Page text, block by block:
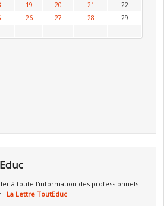
19 20 21
22
26 27 28
29
à toute l'information des professionnels
: La Lettre ToutEduc